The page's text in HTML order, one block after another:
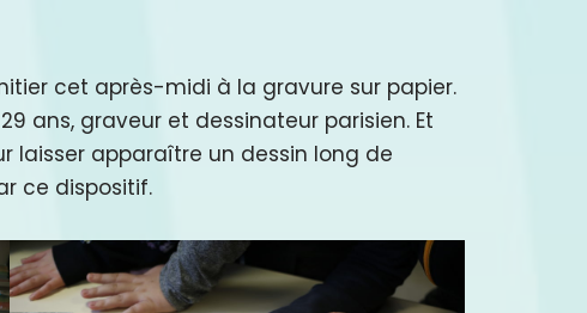
cet après-midi à la gravure sur papier.
ans, graveur et dessinateur parisien. Et
laisser apparaître un dessin long de
ce dispositif.